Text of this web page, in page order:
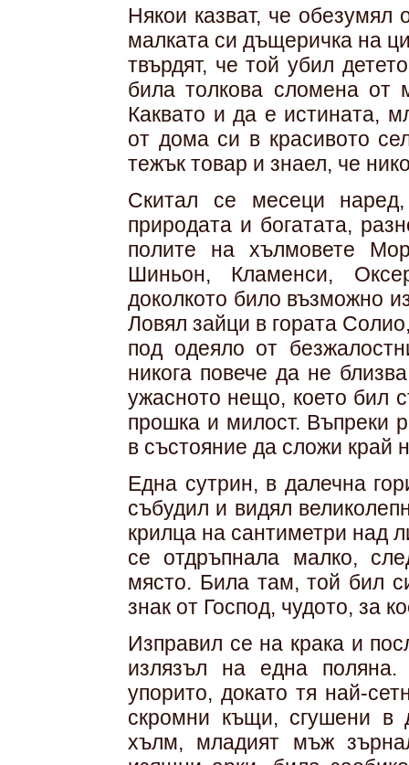
Някои казват, че обезумял
малката си дъщеричка на
твърдят, че той убил
била толкова сломена от
Каквато и да е истината,
от дома си в красивото
тежък товар и знаел, че
Скитал се месеци
природата и богатата,
полите на хълмовете
Шиньон, Кламенси,
доколкото било възможно
Ловял зайци в гората
под одеяло от
никога повече да не
ужасното нещо, което бил
прошка и милост. Въпреки
в състояние да сложи край
Една сутрин, в далечна
събудил и видял
крилца на сантиметри над
се отдръпнала малко,
място. Била там, той бил
знак от Господ, чудото, за
Изправил се на крака и
излязъл на една
упорито, докато тя най-
скромни къщи, сгушени в
хълм, младият мъж